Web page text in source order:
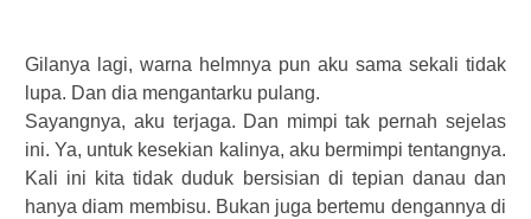
Gilanya lagi, warna helmnya pun aku sama sekali tidak
lupa. Dan dia mengantarku pulang.
Sayangnya, aku terjaga. Dan mimpi tak pernah sejelas
ini. Ya, untuk kesekian kalinya, aku bermimpi tentangnya.
Kali ini kita tidak duduk bersisian di tepian danau dan
hanya diam membisu. Bukan juga bertemu dengannya di